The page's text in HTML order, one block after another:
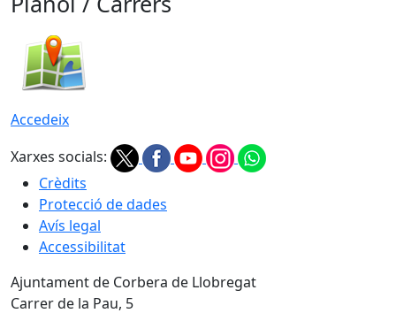
Accedeix
Xarxes socials:
Crèdits
Protecció de dades
Avís legal
Accessibilitat
Ajuntament de Corbera de Llobregat
Carrer de la Pau, 5